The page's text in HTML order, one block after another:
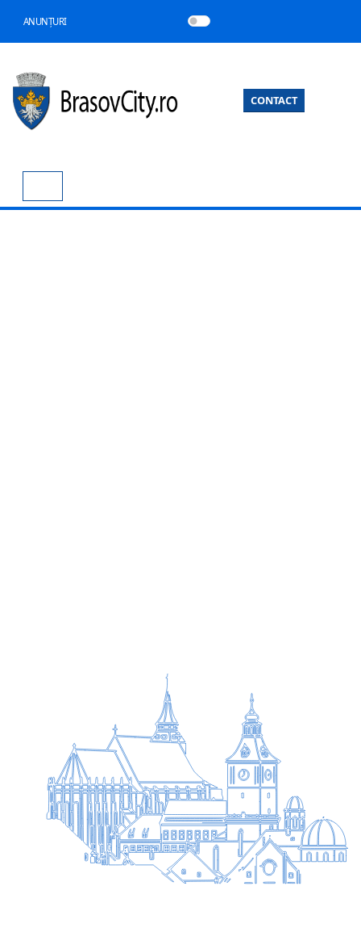
ANUNȚURI
CONTACT